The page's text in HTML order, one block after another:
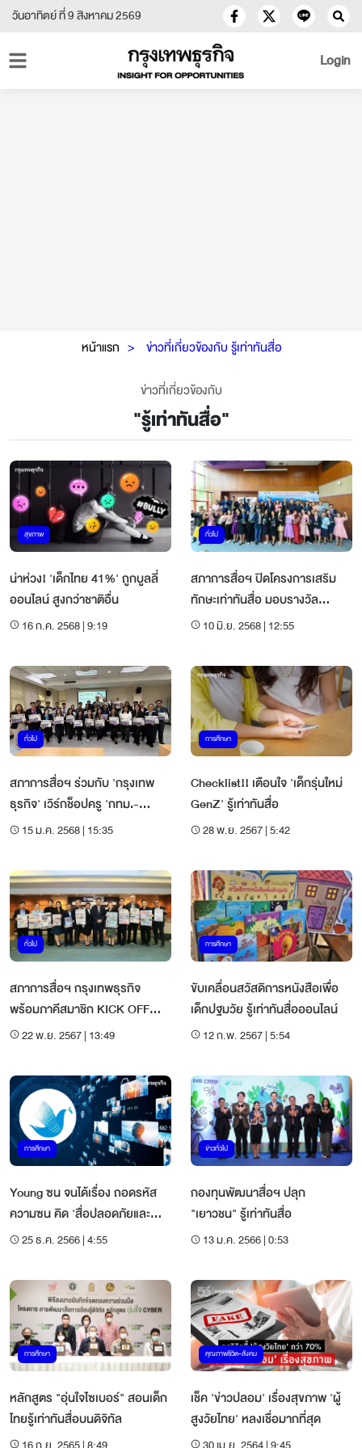
วันอาทิตย์ ที่ 9 สิงหาคม 2569
Login
หน้าแรก ข่าวที่เกี่ยวข้องกับ รู้เท่าทันสื่อ
ข่าวที่เกี่ยวข้องกับ
"รู้เท่าทันสื่อ"
สุขภาพ
น่าห่วง! 'เด็กไทย 41%' ถูกบูลลี่
ออนไลน์ สูงกว่าชาติอื่น
16 ก.ค. 2568 | 9:19
ทั่วไป
สภาการสื่อฯ ปิดโครงการเสริม
ทักษะเท่าทันสื่อ มอบรางวัล
ร.ร.ต้นแบบทั่วประเทศ
10 มิ.ย. 2568 | 12:55
ทั่วไป
สภาการสื่อฯ ร่วมกับ 'กรุงเทพ
ธุรกิจ' เวิร์กช็อปครู 'กทม.-
สมุทรปราการ' สร้างทักษะเด็กเท่า
15 ม.ค. 2568 | 15:35
การศึกษา
Checklist!! เตือนใจ 'เด็กรุ่นใหม่
GenZ' รู้เท่าทันสื่อ
28 พ.ย. 2567 | 5:42
ทั่วไป
สภาการสื่อฯ กรุงเทพธุรกิจ
พร้อมภาคีสมาชิก KICK OFF
โครงการสร้างเสริมทักษะเท่าทัน
22 พ.ย. 2567 | 13:49
การศึกษา
ขับเคลื่อนสวัสดิการหนังสือเพื่อ
เด็กปฐมวัย รู้เท่าทันสื่อออนไลน์
12 ก.พ. 2567 | 5:54
การศึกษา
Young ซน จนได้เรื่อง ถอดรหัส
ความซน คิด 'สื่อปลอดภัยและ
สร้างสรรค์'
25 ธ.ค. 2566 | 4:55
ข่าวทั่วไป
กองทุนพัฒนาสื่อฯ ปลุก
"เยาวชน" รู้เท่าทันสื่อ
13 ม.ค. 2566 | 0:53
การศึกษา
หลักสูตร "อุ่นใจไซเบอร์" สอนเด็ก
ไทยรู้เท่าทันสื่อบนดิจิทัล
คุณภาพชีวิต-สังคม
เช็ค 'ข่าวปลอม' เรื่องสุขภาพ 'ผู้
สูงวัยไทย' หลงเชื่อมากที่สุด